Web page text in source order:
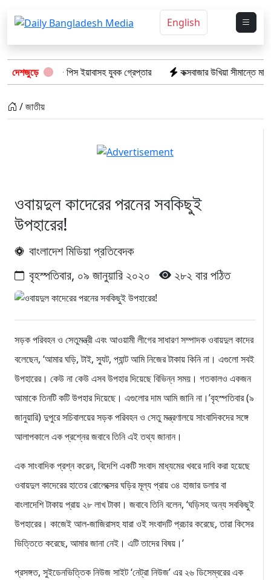
English
দেশজুড়ে১৫ পিস ইয়াবাসহ যুবক গ্রেপ্তার কক্সবাজার উখিয়া সীমান্তে মাইন
/ জাতীয়
ওবায়দুল কাদেরের পরনের সবকিছুই
উপহারের!
বাংলাদেশ মিডিয়া প্রতিবেদক
বৃহস্পতিবার, ০৯ জানুয়ারি ২০২০
২৮২ বার পঠিত
সড়ক পরিবহন ও সেতুমন্ত্রী এবং আওয়ামী লীগের সাধারণ সম্পাদক ওবায়দুল কাদের
বলেছেন, ‘আমার ঘড়ি, টাই, স্যুট, প্যান্ট আমি নিজের টাকায় কিনি না। এগুলো সবই
উপহারের। কেউ না কেউ এসব উপহার দিয়েছে বিভিন্ন সময়। গতকালও একজন
আমাকে তিনটি কটি উপহার দিয়েছে। এগুলোর দাম আমি জানি না।’বৃহস্পতিবার (৯
জানুয়ারি) দুপুরে সচিবালয়ের সড়ক পরিবহন ও সেতু মন্ত্রণালয়ে সাংবাদিকদের সঙ্গে
আলাপকালে এক প্রশ্নের জবাবে তিনি এই তথ্য জানান।
এক সাংবাদিক প্রশ্ন করেন, বিদেশি একটি সংবাদ মাধ্যমের খবরে দাবি করা হয়েছে
ওবায়দুল কাদেরের হাতের রোলেক্সের ঘড়ির মূল্য প্রায় ৩৪ হাজার ডলার বা
বাংলাদেশি টাকায় প্রায় ২৮ লাখ টাকা। জবাবে তিনি বলেন, ‘ঘড়িসহ অন্য সবকিছুই
উপহারের। কাজেই আল-জাজিরাসহ যারা ওই সংবাদটি প্রচার করেছে, তারা কিসের
ভিত্তিতে করেছে, আমার জানা নেই। এটি তাদের বিষয়।’
প্রসঙ্গত, সুইডেনভিত্তিক নিউজ সাইট ‘নেট্রা নিউজ’ এর ২৬ ডিসেম্বরের এক